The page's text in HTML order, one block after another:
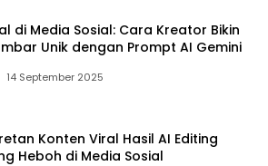
di Media Sosial: Cara Kreator Bikin
Unik dengan Prompt AI Gemini
14 September 2025
Konten Viral Hasil AI Editing
Heboh di Media Sosial